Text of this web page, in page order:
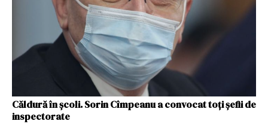
Căldură în școli. Sorin Cîmpeanu a convocat toți șefii de
inspectorate